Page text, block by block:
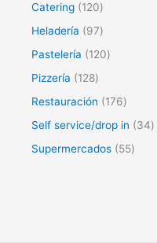
Catering 120
Heladería 97
Pastelería 120
Pizzería 128
Restauración 176
Self service/drop in 34
Supermercados 55